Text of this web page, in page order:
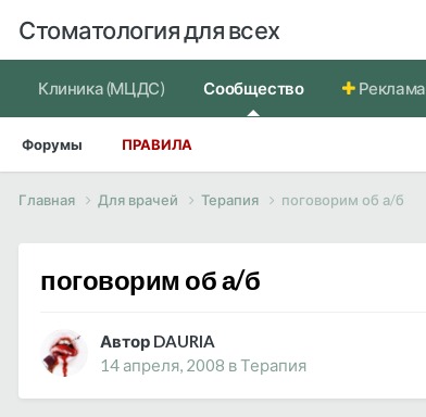
Стоматология для всех
Клиника (МЦДС) Сообщество
Форумы ПРАВИЛА
Реклама
Главная Для врачей Терапия поговорим об а/б
поговорим об а/б
Автор DAURIA
14 апреля, 2008 вТерапия